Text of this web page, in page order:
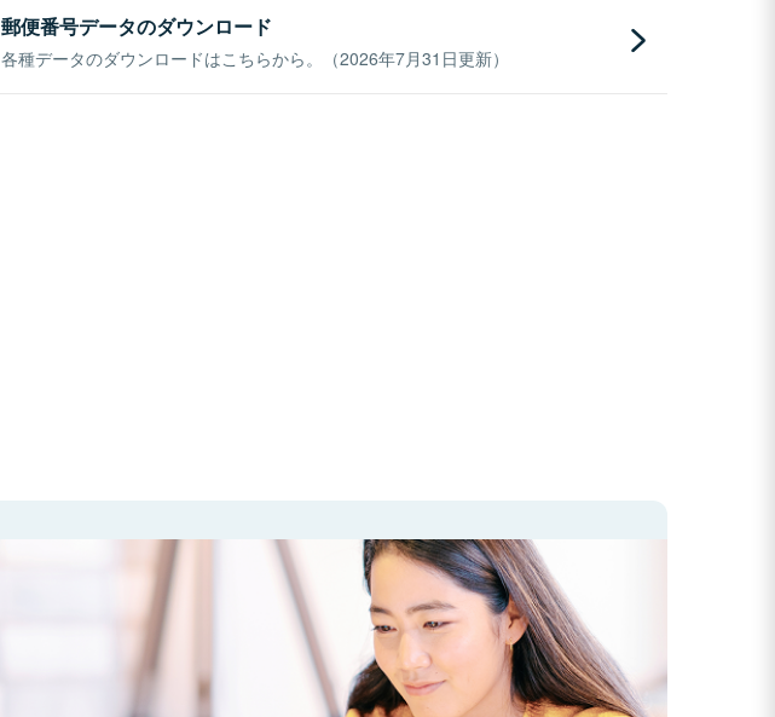
郵便番号データのダウンロード
各種データのダウンロードはこちらから。（2026年7月31日更新）